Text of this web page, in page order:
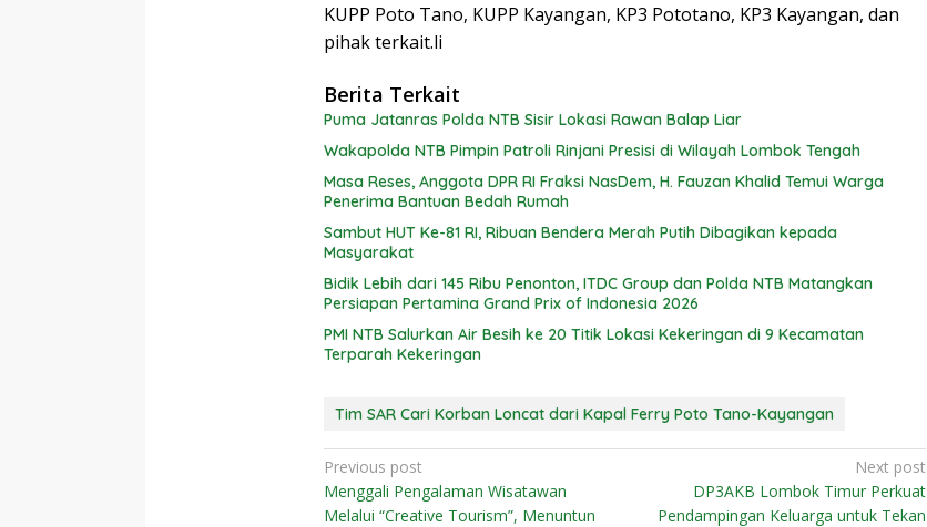
KUPP Poto Tano, KUPP Kayangan, KP3 Pototano, KP3 Kayangan, dan
pihak terkait.li
Berita Terkait
Puma Jatanras Polda NTB Sisir Lokasi Rawan Balap Liar
Wakapolda NTB Pimpin Patroli Rinjani Presisi di Wilayah Lombok Tengah
Masa Reses, Anggota DPR RI Fraksi NasDem, H. Fauzan Khalid Temui Warga
Penerima Bantuan Bedah Rumah
Sambut HUT Ke-81 RI, Ribuan Bendera Merah Putih Dibagikan kepada
Masyarakat
Bidik Lebih dari 145 Ribu Penonton, ITDC Group dan Polda NTB Matangkan
Persiapan Pertamina Grand Prix of Indonesia 2026
PMI NTB Salurkan Air Besih ke 20 Titik Lokasi Kekeringan di 9 Kecamatan
Terparah Kekeringan
Tim SAR Cari Korban Loncat dari Kapal Ferry Poto Tano-Kayangan
Navigasi
pos
Previous post
Menggali Pengalaman Wisatawan
Melalui “Creative Tourism”, Menuntun
Next post
DP3AKB Lombok Timur Perkuat
Pendampingan Keluarga untuk Tekan